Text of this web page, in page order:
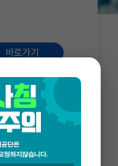
바로가기
현관광지